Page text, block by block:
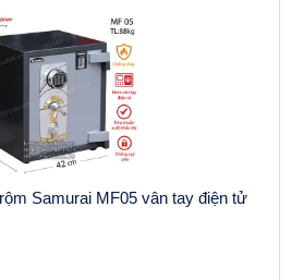
Samurai MF05 vân tay điện tử